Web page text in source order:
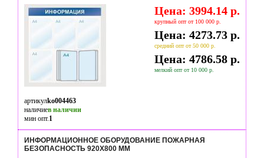
Цена: 3994.14 р.
крупный опт от 100 000 р.
Цена: 4273.73 р.
средний опт от 50 000 р.
Цена: 4786.58 р.
мелкий опт от 10 000 р.
артикулko004463
наличиев наличии
мин опт.1
ИНФОРМАЦИОННОЕ ОБОРУДОВАНИЕ ПОЖАРНАЯ
БЕЗОПАСНОСТЬ 920Х800 ММ